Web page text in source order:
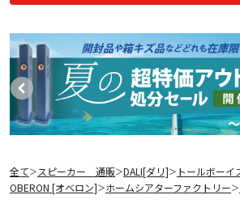
全て＞ スピーカー 通販＞DALI[ダリ]＞ トールボーイ
OBERON [オベロン]＞ホームシアターファクトリー＞